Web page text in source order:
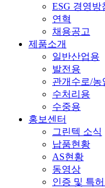
ESG 경영방
연혁
채용공고
제품소개
일반산업용
발전용
관개수로/농
수처리용
수중용
홍보센터
그린텍 소식
납품현황
AS현황
동영상
인증 및 특